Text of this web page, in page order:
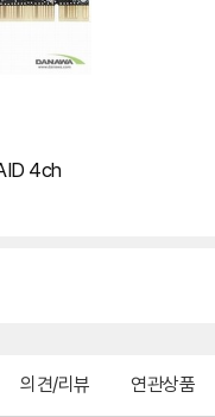
4ch
의견/리뷰 연관상품